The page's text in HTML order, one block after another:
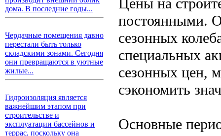
дома. В последние годы...
Чердачные помещения давно
перестали быть только
складскими зонами. Сегодня
они превращаются в уютные
жилые...
Гидроизоляция является
важнейшим этапом при
строительстве и
эксплуатации бассейнов и
террас, поскольку она
Цены на
постоянными.
сезонных
специальных
сезонных цен,
сэкономить
Основные